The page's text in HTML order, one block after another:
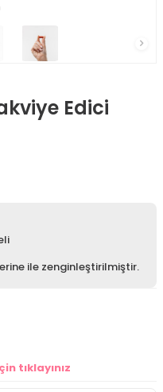
Edici
ile zenginleştirilmiştir.
tıklayınız